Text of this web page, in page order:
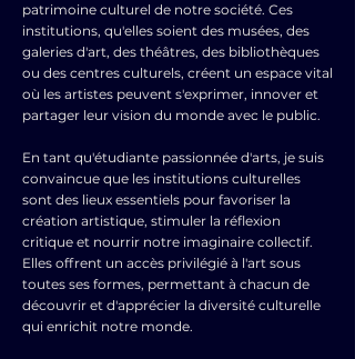
patrimoine culturel de notre société. Ces
institutions, qu'elles soient des musées, des
galeries d'art, des théâtres, des bibliothèques
ou des centres culturels, créent un espace vital
où les artistes peuvent s'exprimer, innover et
partager leur vision du monde avec le public.
En tant qu'étudiante passionnée d'arts, je suis
convaincue que les institutions culturelles
sont des lieux essentiels pour favoriser la
création artistique, stimuler la réflexion
critique et nourrir notre imaginaire collectif.
Elles offrent un accès privilégié à l'art sous
toutes ses formes, permettant à chacun de
découvrir et d'apprécier la diversité culturelle
qui enrichit notre monde.